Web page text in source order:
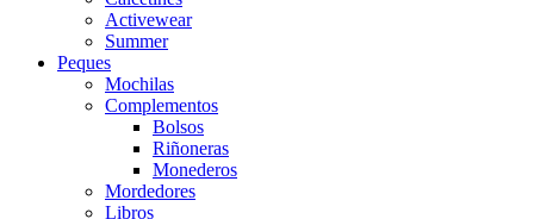
Activewear
Summer
Peques
Mochilas
Complementos
Bolsos
Riñoneras
Monederos
Mordedores
Libros